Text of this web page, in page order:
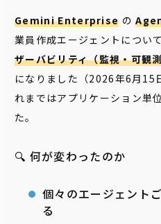
Gemini Enterprise の
業員作成エージェントについて
ザーバビリティ（監視・可観
になりました（2026年6月
れまではアプリケーション単
た。
🔍 何が変わったのか
個々のエージェント
る